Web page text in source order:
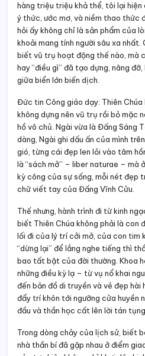
hàng triệu triệu khả thể, tôi lại hiện
ý thức, ước mơ, và niềm thao thức
hỏi ấy không chỉ là sản phẩm của
khoải mang tính người sâu xa nhất.
biết vũ trụ hoạt động thế nào, mà
hay “điều gì” đã tạo dựng, nâng
giữa biển lớn biến dịch.
Đức tin Công giáo dạy: Thiên Chúa
không dựng nên vũ trụ rồi bỏ mặc
hồ vô chủ. Ngài vừa là Đấng Sáng
dàng, Ngài ghi dấu ấn của mình
gió, từng cái đẹp len lỏi vào tâm
là “sách mở” – liber naturae – mà
kỳ công của sự sống, mỗi nét đẹp
chữ viết tay của Đấng Vĩnh Cửu.
Thế nhưng, hành trình đi từ kinh
biết Thiên Chúa không phải là con
lối đi của lý trí cởi mở, của con tim
“dừng lại” để lắng nghe tiếng thì
bao tất bật của đời thường. Khoa
những điều kỳ lạ – từ vụ nổ khai
đến bản đồ di truyền và vẻ đẹp
đẩy trí khôn tới ngưỡng cửa huyền
đầu và thần học cất lên lời tán
Trong dòng chảy của lịch sử, biết
nhà thần bí đã gặp nhau ở điểm